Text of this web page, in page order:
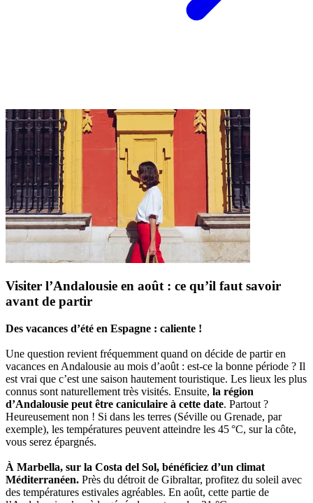
Visiter l’Andalousie en août : ce qu’il faut savoir
avant de partir
Des vacances d’été en Espagne : caliente !
Une question revient fréquemment quand on décide de partir en
vacances en Andalousie au mois d’août : est-ce la bonne période ? Il
est vrai que c’est une saison hautement touristique. Les lieux les plus
connus sont naturellement très visités. Ensuite, la région
d’Andalousie peut être caniculaire à cette date. Partout ?
Heureusement non ! Si dans les terres (Séville ou Grenade, par
exemple), les températures peuvent atteindre les 45 °C, sur la côte,
vous serez épargnés.
À Marbella, sur la Costa del Sol, bénéficiez d’un climat
Méditerranéen. Près du détroit de Gibraltar, profitez du soleil avec
des températures estivales agréables. En août, cette partie de